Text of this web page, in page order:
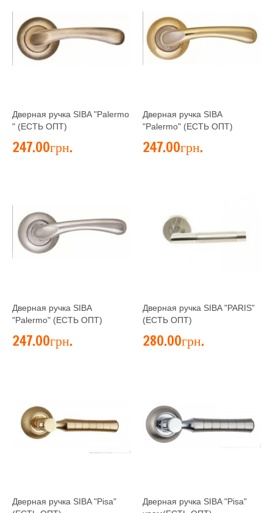
Дверная ручка SIBA "Palermo
" (ЕСТЬ ОПТ)
247.00грн.
Дверная ручка SIBA
"Palermo" (ЕСТЬ ОПТ)
247.00грн.
Дверная ручка SIBA
"Palermo" (ЕСТЬ ОПТ)
247.00грн.
Дверная ручка SIBA "PARIS"
(ЕСТЬ ОПТ)
280.00грн.
Дверная ручка SIBA "Pisa"
Дверная ручка SIBA "Pisa"